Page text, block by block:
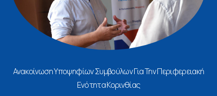
Ανακοίνωση Υποψηφίων Συμβούλων Για Την Περιφερειακή
Ενότητα Κορινθίας